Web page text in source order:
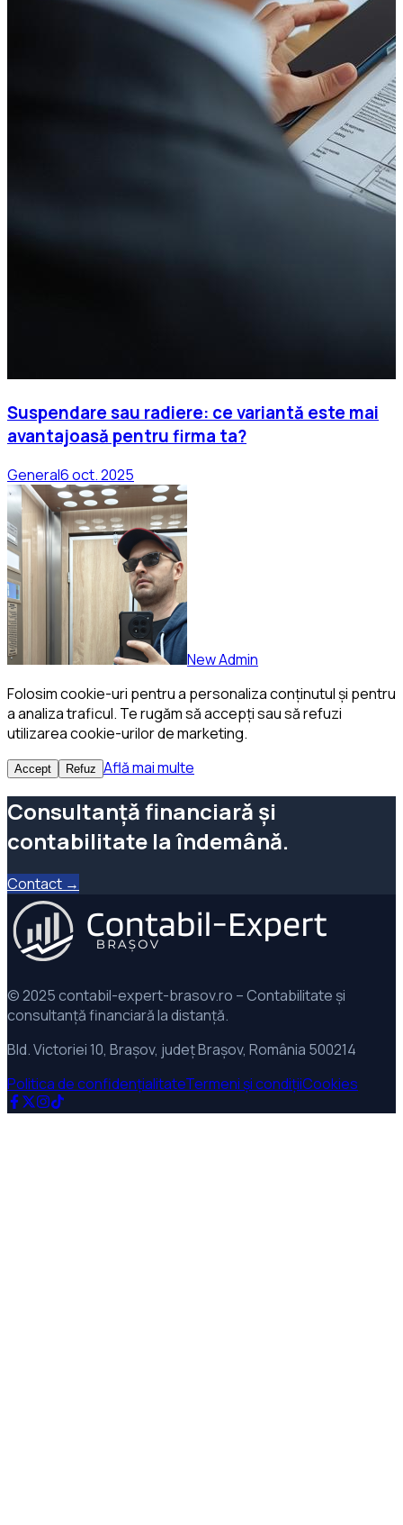
Suspendare sau radiere: ce variantă este mai
avantajoasă pentru firma ta?
General6 oct. 2025
New Admin
Folosim cookie-uri pentru a personaliza conținutul și pentru
a analiza traficul. Te rugăm să accepți sau să refuzi
utilizarea cookie-urilor de marketing.
Accept Refuz Află mai multe
Consultanță financiară și
contabilitate la îndemână.
Contact →
© 2025 contabil-expert-brasov.ro – Contabilitate și
consultanță financiară la distanță.
Bld. Victoriei 10, Brașov, județ Brașov, România 500214
Politica de confidențialitateTermeni și condițiiCookies